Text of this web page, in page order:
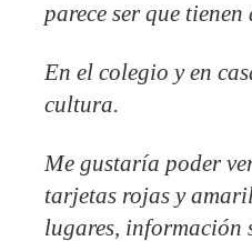
parece ser que
En el colegio y en
cultura.
Me gustaría poder
tarjetas rojas y
lugares,